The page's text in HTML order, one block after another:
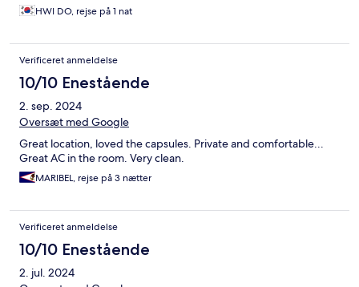
HWI DO, rejse på 1 nat
Verificeret anmeldelse
10/10 Enestående
2. sep. 2024
Oversæt med Google
Great location, loved the capsules. Private and comfortable...
Great AC in the room. Very clean.
MARIBEL, rejse på 3 nætter
Verificeret anmeldelse
10/10 Enestående
2. jul. 2024